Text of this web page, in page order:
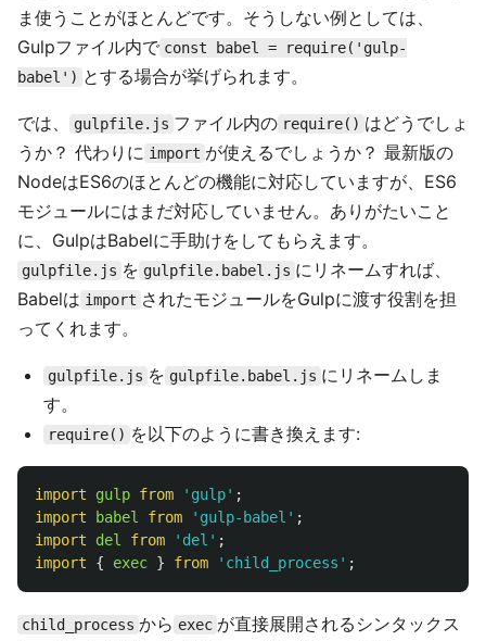
ま使うことがほとんどです。そうしない例としては、
Gulpファイル内で const babel = require('gulp-
babel') とする場合が挙げられます。
では、 gulpfile.js ファイル内の require() はどうでしょ
うか？ 代わりに import が使えるでしょうか？ 最新版の
NodeはES6のほとんどの機能に対応していますが、ES6
モジュールにはまだ対応していません。ありがたいこと
に、GulpはBabelに手助けをしてもらえます。
gulpfile.js を gulpfile.babel.js にリネームすれば、
Babelは import されたモジュールをGulpに渡す役割を担
ってくれます。
gulpfile.js を gulpfile.babel.js にリネームしま
す。
require() を以下のように書き換えます:
import gulp from ' gulp' ;
import
babel from ' gulp-babel ' ;
import
del from ' del ' ;
import
{ exec } from ' child_process ' ;
child_process から exec が直接展開されるシンタックス